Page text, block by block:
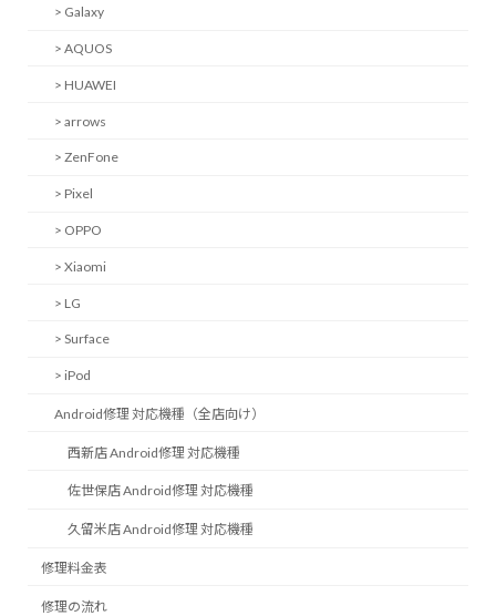
> Galaxy
> AQUOS
> HUAWEI
> arrows
> ZenFone
> Pixel
> OPPO
> Xiaomi
> LG
> Surface
> iPod
Android修理 対応機種（全店向け）
西新店 Android修理 対応機種
佐世保店 Android修理 対応機種
久留米店 Android修理 対応機種
修理料金表
修理の流れ